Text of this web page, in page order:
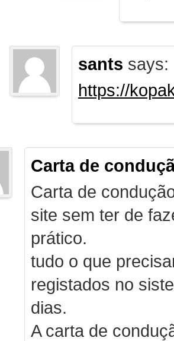
sants says:
https://
Carta de
Carta de
site sem ter de
prático.
tudo o que
registados no
dias.
A carta de